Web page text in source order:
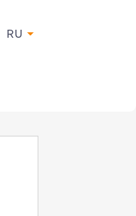
RU